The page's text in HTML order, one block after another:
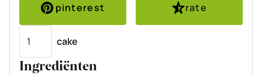
pinterest
rate
cake
Ingrediënten